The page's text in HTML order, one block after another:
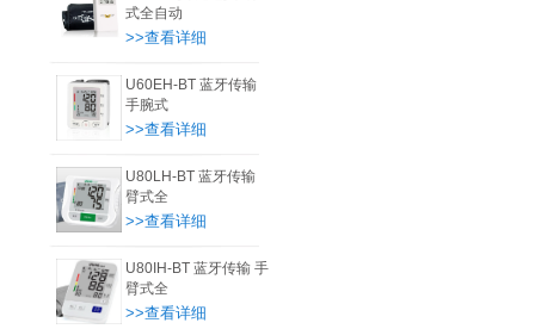
式全自动
>>查看详细
U60EH-BT 蓝牙传输
手腕式
>>查看详细
U80LH-BT 蓝牙传输
臂式全
>>查看详细
U80IH-BT 蓝牙传输 手
臂式全
>>查看详细